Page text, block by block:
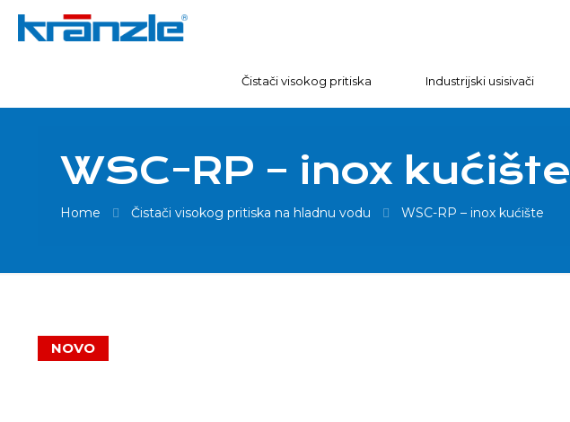
Čistači visokog pritiska Industrijski usisivači
WSC-RP – inox kućište
Home Čistači visokog pritiska na hladnu vodu WSC-RP – inox kućište